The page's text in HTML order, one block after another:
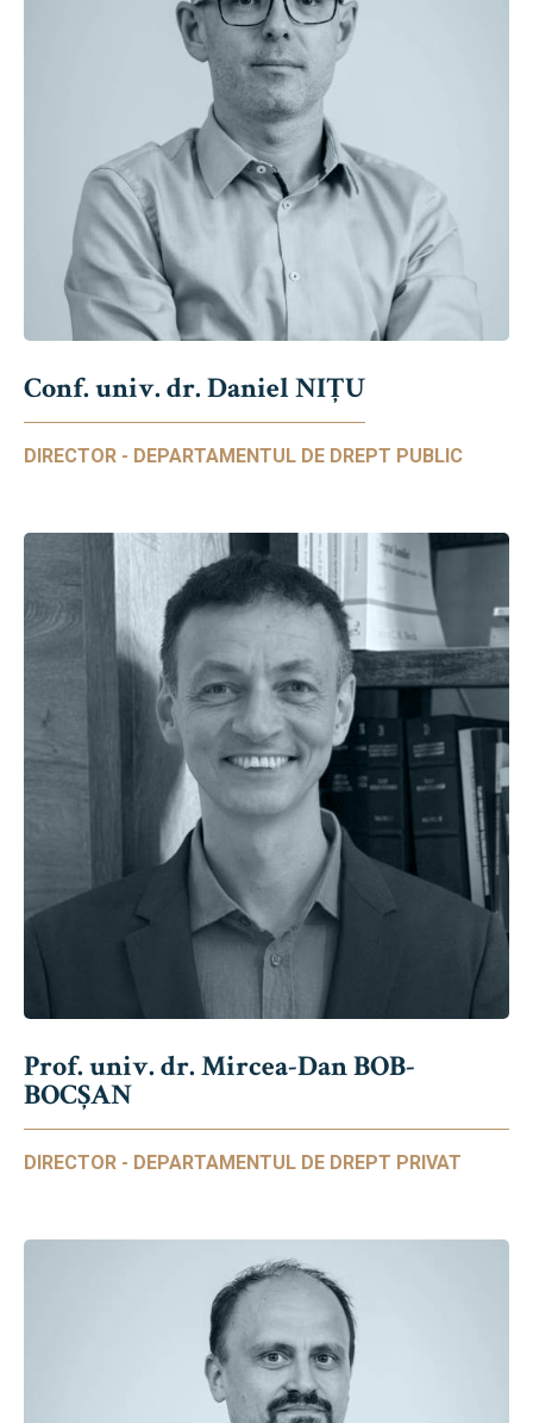
Conf. univ. dr. Daniel NIŢU
DIRECTOR - DEPARTAMENTUL DE DREPT PUBLIC
Prof. univ. dr. Mircea-Dan BOB-
BOCȘAN
DIRECTOR - DEPARTAMENTUL DE DREPT PRIVAT